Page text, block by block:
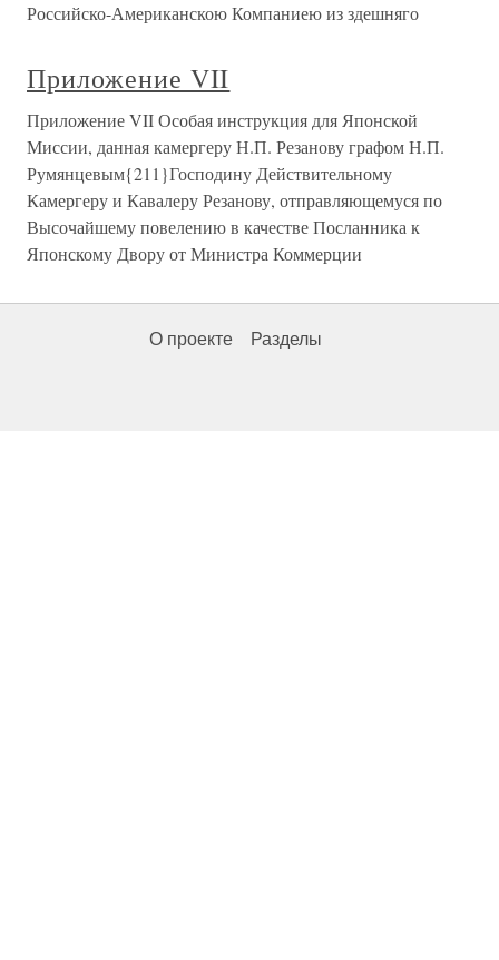
Российско-Американскою Компаниею из здешняго
Приложение VII
Приложение VII Особая инструкция для Японской
Миссии, данная камергеру Н.П. Резанову графом Н.П.
Румянцевым{211}Господину Действительному
Камергеру и Кавалеру Резанову, отправляющемуся по
Высочайшему повелению в качестве Посланника к
Японскому Двору от Министра Коммерции
О проекте Разделы